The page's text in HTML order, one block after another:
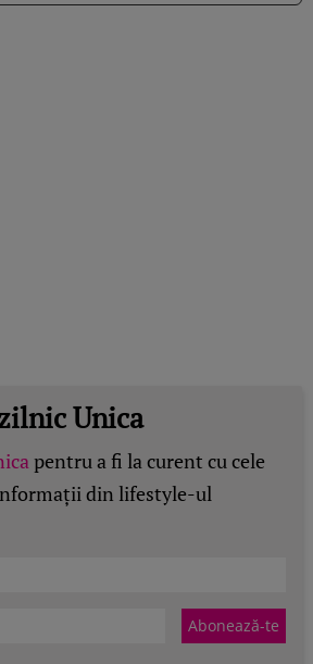
Unica
pentru a fi la curent cu cele
din lifestyle-ul